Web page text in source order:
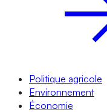
Politique agricole
Environnement
Économie